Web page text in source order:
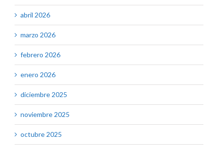
abril 2026
marzo 2026
febrero 2026
enero 2026
diciembre 2025
noviembre 2025
octubre 2025